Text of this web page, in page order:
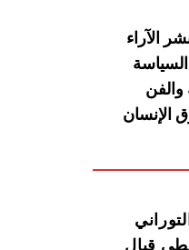
الآراء
السياسة
والفن
الإنسان
قبال